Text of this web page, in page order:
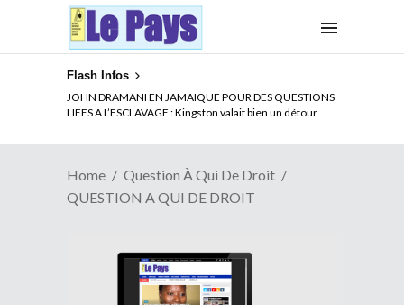
Flash Infos
JOHN DRAMANI EN JAMAIQUE POUR DES QUESTIONS
LIEES A L’ESCLAVAGE : Kingston valait bien un détour
Home
Question À Qui De Droit
QUESTION A QUI DE DROIT